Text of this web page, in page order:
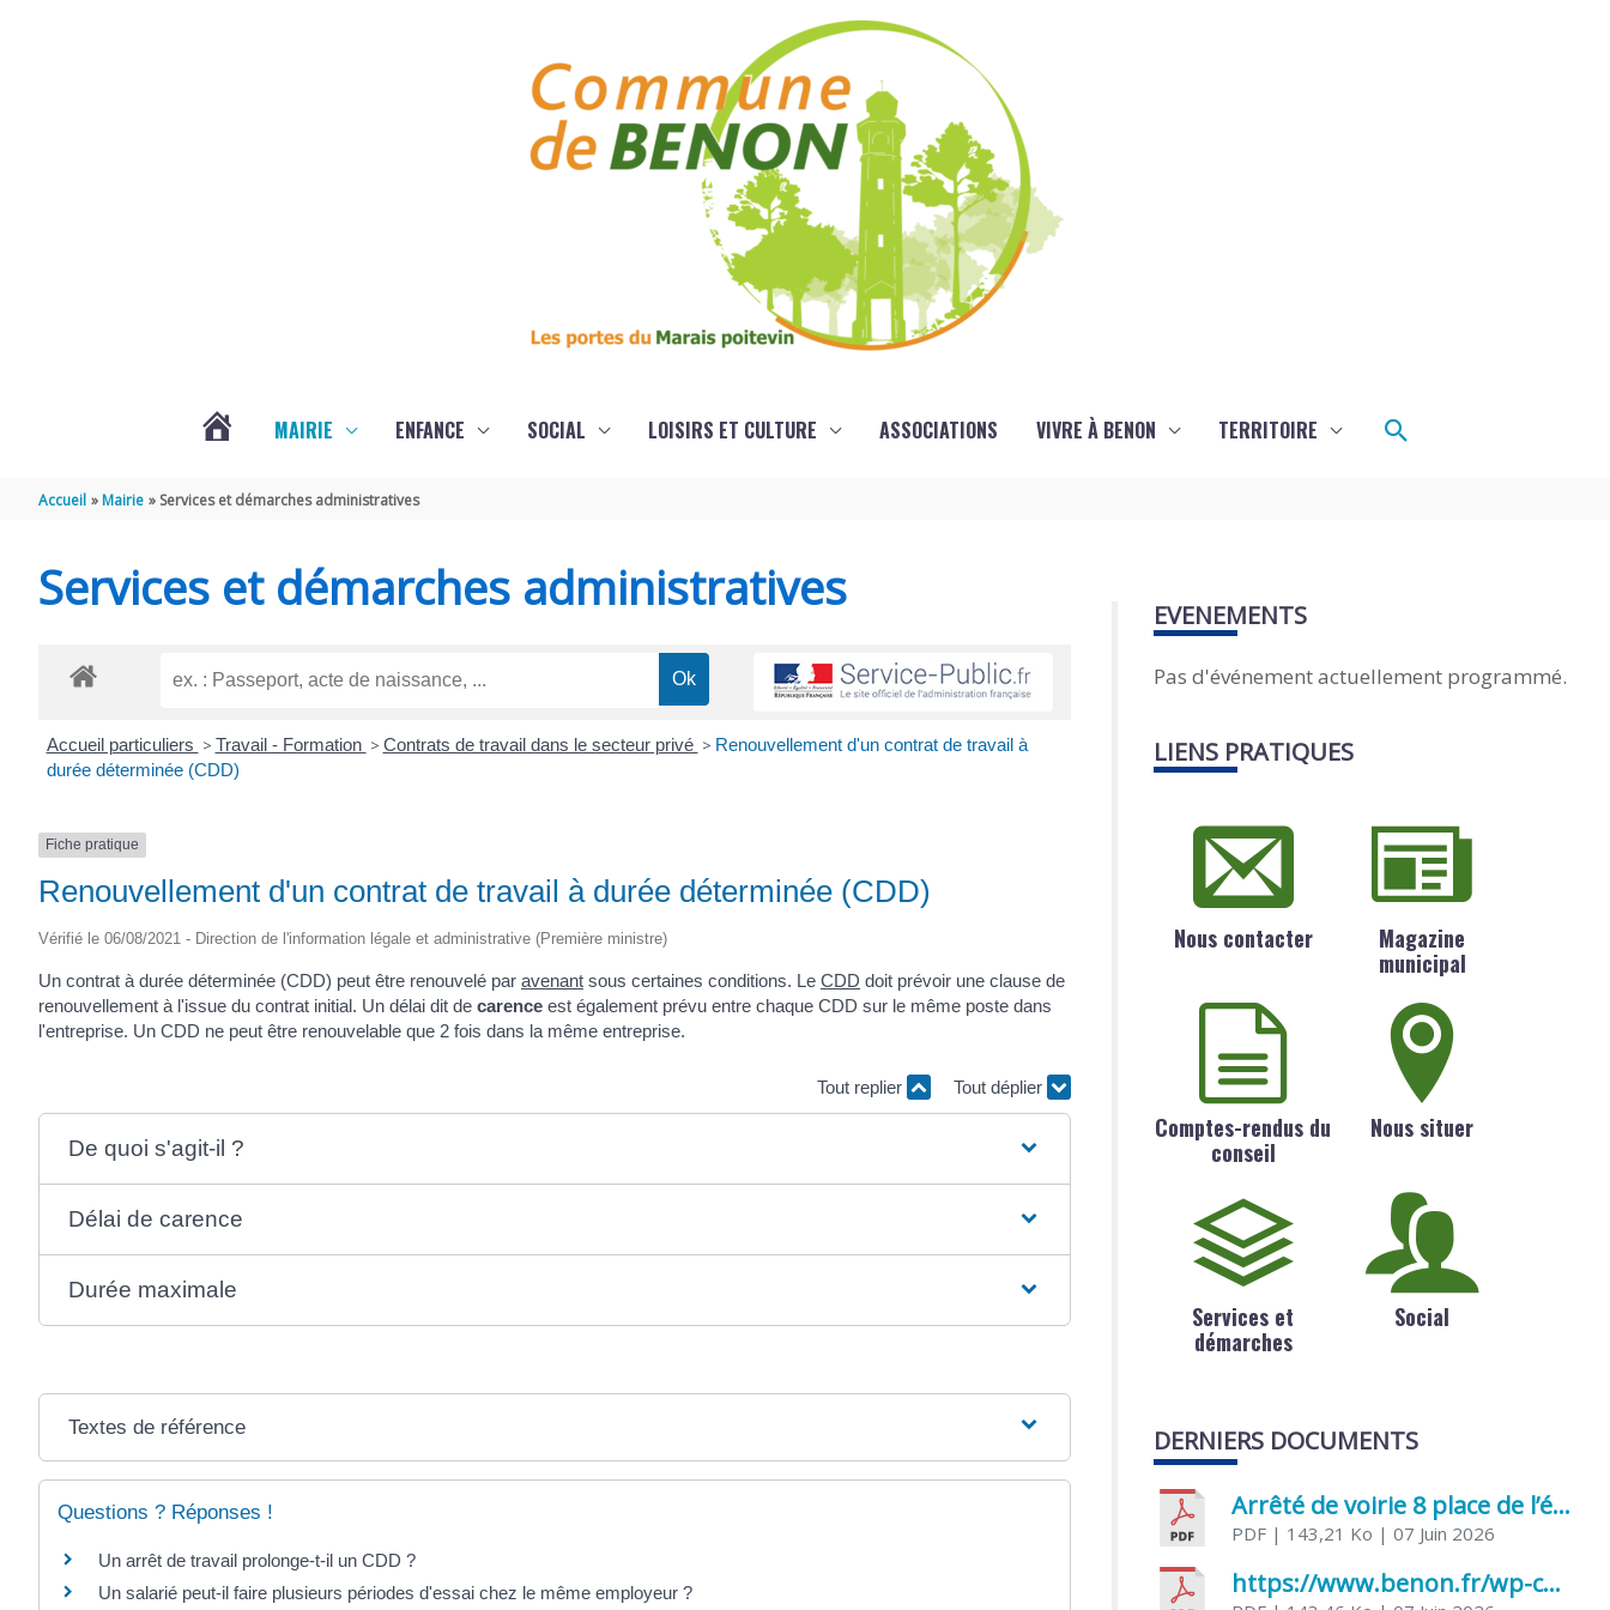
MAIRIE ENFANCE SOCIAL LOISIRS ET CULTURE ASSOCIATIONS VIVRE À BENON TERRITOIRE Rechercher
Accueil Mairie Services et démarches administratives
Services et démarches administratives
Accueil particuliers > Travail - Formation > Contrats de travail dans le secteur privé > Renouvellement d'un contrat de travail à
durée déterminée (CDD)
Fiche pratique
Renouvellement d'un contrat de travail à durée déterminée (CDD)
Vérifié le 06/08/2021 - Direction de l'information légale et administrative (Première ministre)
Un contrat à durée déterminée (CDD) peut être renouvelé par avenant sous certaines conditions. Le CDD doit prévoir une clause de
renouvellement à l'issue du contrat initial. Un délai dit de carence est également prévu entre chaque CDD sur le même poste dans
l'entreprise. Un CDD ne peut être renouvelable que 2 fois dans la même entreprise.
Tout replier Tout déplier
De quoi s'agit-il ?
Délai de carence
Durée maximale
Textes de référence
Questions ? Réponses !
Un arrêt de travail prolonge-t-il un CDD ?
Un salarié peut-il faire plusieurs périodes d'essai chez le même employeur ?
EVENEMENTS
Pas d'événement actuellement programmé.
LIENS PRATIQUES
Nous contacter
Magazine
municipal
Comptes-rendus du
conseil
Nous situer
Services et
démarches
Social
DERNIERS DOCUMENTS
Arrêté de voirie 8 place de l’église 17170 Benon
PDF | 143,21 Ko | 07 Juin 2026
https://www.benon.fr/wp-content/uploads/2026/06/AR-Voirie-Chemin-de-Lafond-du-26-05-2026.pdf